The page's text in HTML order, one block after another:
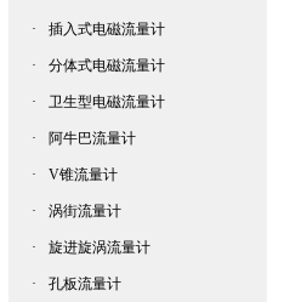
· 插入式电磁流量计
· 分体式电磁流量计
· 卫生型电磁流量计
· 阿牛巴流量计
· V锥流量计
· 涡街流量计
· 旋进旋涡流量计
· 孔板流量计